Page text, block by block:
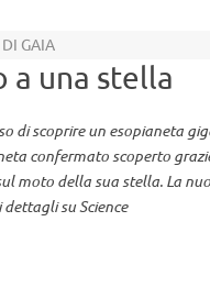
GAIA
a una stella
di scoprire un esopianeta
confermato scoperto
moto della sua stella. La
su Science